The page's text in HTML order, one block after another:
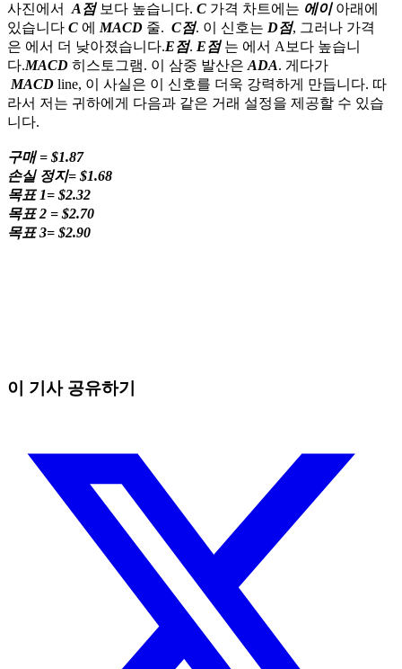
사진에서A점보다 높습니다. C 가격 차트에는 에이아래에
있습니다 C 에MACD 줄. C점. 이 신호는 D점, 그러나 가격
은 에서 더 낮아졌습니다.E점. E점는 에서 A보다 높습니
다.MACD 히스토그램. 이 삼중 발산은ADA. 게다가
MACD line, 이 사실은 이 신호를 더욱 강력하게 만듭니다. 따
라서 저는 귀하에게 다음과 같은 거래 설정을 제공할 수 있습
니다.
구매 = $1.87
손실 정지= $1.68
목표 1= $2.32
목표 2 = $2.70
목표 3= $2.90
이 기사 공유하기